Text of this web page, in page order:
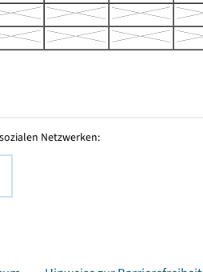
Netzwerken: